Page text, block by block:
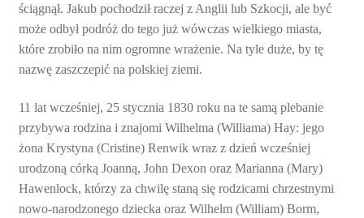
ściągnął. Jakub pochodził raczej z Anglii lub Szkocji, ale być
może odbył podróż do tego już wówczas wielkiego miasta,
które zrobiło na nim ogromne wrażenie. Na tyle duże, by tę
nazwę zaszczepić na polskiej ziemi.
11 lat wcześniej, 25 stycznia 1830 roku na te samą plebanie
przybywa rodzina i znajomi Wilhelma (Williama) Hay: jego
żona Krystyna (Cristine) Renwik wraz z dzień wcześniej
urodzoną córką Joanną, John Dexon oraz Marianna (Mary)
Hawenlock, którzy za chwilę staną się rodzicami chrzestnymi
nowo-narodzonego dziecka oraz Wilhelm (William) Borm,